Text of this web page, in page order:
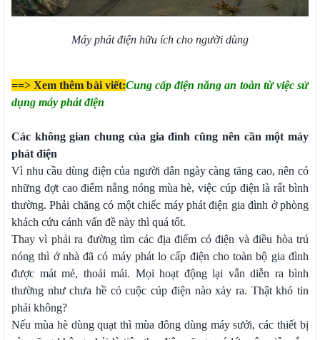
Máy phát điện hữu ích cho người dùng
==> Xem thêm bài viết:Cung cấp điện năng an toàn từ việc sử
dụng máy phát điện
Các không gian chung của gia đình cũng nên cần một máy
phát điện
Vì nhu cầu dùng điện của người dân ngày càng tăng cao, nên có
những đợt cao điểm nắng nóng mùa hè, việc cúp điện là rất bình
thường. Phải chăng có một chiếc máy phát điện gia đình ở phòng
khách cứu cánh vấn đề này thì quá tốt.
Thay vì phải ra đường tìm các địa điểm có điện và điều hòa trú
nóng thì ở nhà đã có máy phát lo cấp điện cho toàn bộ gia đình
được mát mẻ, thoải mái. Mọi hoạt động lại vẫn diễn ra bình
thường như chưa hề có cuộc cúp điện nào xảy ra. Thật khó tin
phải không?
Nếu mùa hè dùng quạt thì mùa đông dùng máy sưởi, các thiết bị